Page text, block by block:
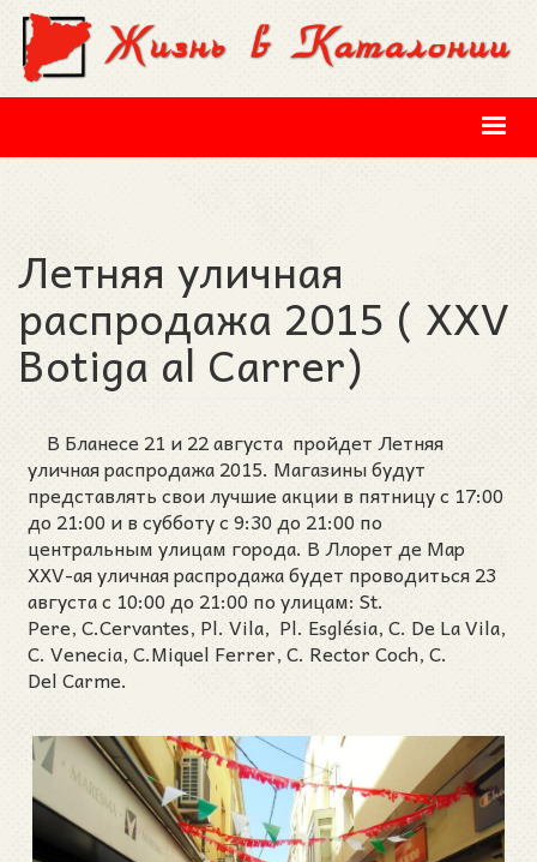
Перейти к основному содержанию
Летняя уличная
распродажа 2015 ( XXV
Botiga al Carrer)
В Бланесе 21 и 22 августа пройдет Летняя
уличная распродажа 2015. Магазины будут
представлять свои лучшие акции в пятницу с 17:00
до 21:00 и в субботу с 9:30 до 21:00 по
центральным улицам города. В Ллорет де Мар
XXV-ая уличная распродажа будет проводиться 23
августа с 10:00 до 21:00 по улицам: St.
Pere, C.Cervantes, Pl. Vila, Pl. Església, C. De La Vila,
C. Venecia, C.Miquel Ferrer, C. Rector Coch, C.
Del Carme.